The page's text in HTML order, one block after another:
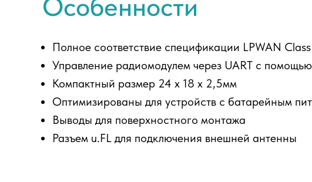
Особенности
Полное соответствие спецификации LPWAN
Управление радиомодулем через UART с
Компактный размер 24 x 18 x 2,5мм
Оптимизированы для устройств с батарейным
Выводы для поверхностного монтажа
Разъем u.FL для подключения внешней антенны